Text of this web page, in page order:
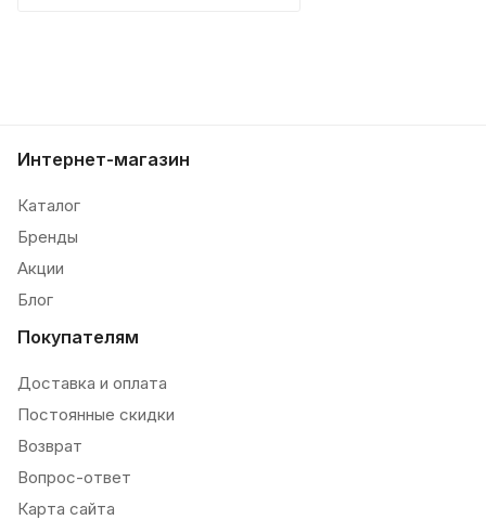
Интернет-магазин
Каталог
Бренды
Акции
Блог
Покупателям
Доставка и оплата
Постоянные скидки
Возврат
Вопрос-ответ
Карта сайта